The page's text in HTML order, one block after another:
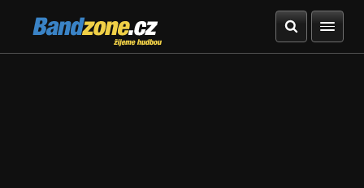
Bandzone.cz
žijeme hudbou